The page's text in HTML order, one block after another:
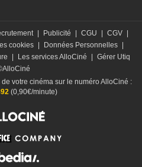
Publicité CGU CGV
cookies Données Personnelles
Les services AlloCiné
Gérer Utiq
votre cinéma sur le numéro AlloCiné :
(0,90€/minute)